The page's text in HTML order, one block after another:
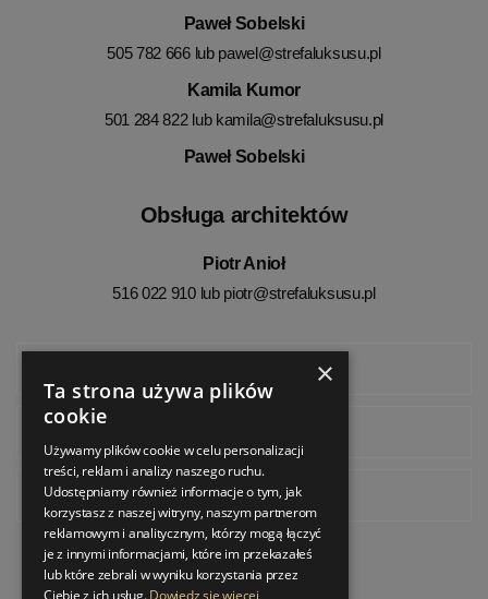
Paweł Sobelski
505 782 666 lub pawel@strefaluksusu.pl
Kamila Kumor
501 284 822 lub kamila@strefaluksusu.pl
Paweł Sobelski
Obsługa architektów
Piotr Anioł
516 022 910 lub piotr@strefaluksusu.pl
Pinterest
×
Ta strona używa plików
cookie
Używamy plików cookie w celu personalizacji
treści, reklam i analizy naszego ruchu.
Udostępniamy również informacje o tym, jak
korzystasz z naszej witryny, naszym partnerom
reklamowym i analitycznym, którzy mogą łączyć
je z innymi informacjami, które im przekazałeś
lub które zebrali w wyniku korzystania przez
Ciebie z ich usług. Dowiedz się więcej